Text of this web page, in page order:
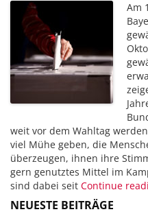
Am
weit vor dem Wahltag
viel Mühe geben, die
überzeugen, ihnen ihre
gern genutztes Mittel im
sind dabei seit Continue
NEUESTE BEITRÄGE